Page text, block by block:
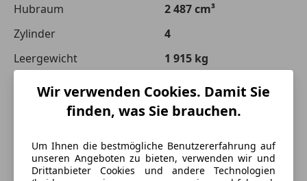
Hubraum
2 487 cm³
Zylinder
4
Leergewicht
1 915 kg
Wir verwenden Cookies. Damit Sie
finden, was Sie brauchen.
Um Ihnen die bestmögliche Benutzererfahrung auf
unseren Angeboten zu bieten, verwenden wir und
Drittanbieter Cookies und andere Technologien